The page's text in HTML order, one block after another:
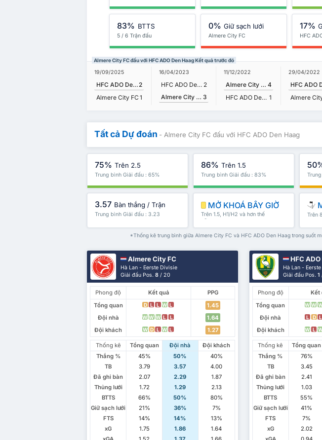
83% BTTS
5 / 6 Trận đấu
0% Giữ sạch lưới
Almere City FC
17%
HFC
Almere City FC đấu với HFC ADO Den Haag Kết quả trước đó
19/09/2025
HFC ADO Den Haag2
Almere City FC 1
16/04/2023
HFC ADO Den Haag 2
Almere City FC 3
11/12/2022
Almere City FC 4
HFC ADO Den Haag 1
29/04/2022
Almere
Tất cả Dự đoán - Almere City FC đấu với HFC ADO Den Haag
75% Trên 2.5
Trung bình Giải đấu : 65%
86% Trên 1.5
Trung bình Giải đấu : 83%
3.57 Bàn thắng / Trận
Trung bình Giải đấu : 3.23
MỞ KHOÁ BÂY GIỜ
Trên 1.5, H1/H2 và hơn thế
nữa
Trên
*Thống kê trung bình giữa Almere City FC và HFC ADO Den Haag trong suốt
Almere City FC
Hà Lan - Eerste Divisie
Giải đấu Pos.8 / 20
Phong độ Kết quả
PPG
Tổng quan
D L L W L
1.45
Đội nhà
W W W L L
1.64
Đội khách
W D L W L 1.27
Thống kê Tổng quan Đội nhà
Đội khách
Thắng %
45% 50%
40%
TB
3.79 3.57
4.00
Đã ghi bàn
2.07 2.29
1.87
Thủng lưới
1.72 1.29
2.13
BTTS
66% 50%
80%
Giữ sạch lưới
21% 36%
7%
FTS
14% 14%
13%
xG
1.75 1.86
1.64
HFC
Hà Lan -
Giải đấu Pos.1
Phong độ Kết
Tổng quan
W W
Đội nhà
L D L
Đội khách
W L
Thống kê Tổng quan
Thắng %
76%
TB
3.45
Đã ghi bàn
2.41
Thủng lưới
1.03
BTTS
55%
Giữ sạch lưới
41%
FTS
7%
xG
2.02